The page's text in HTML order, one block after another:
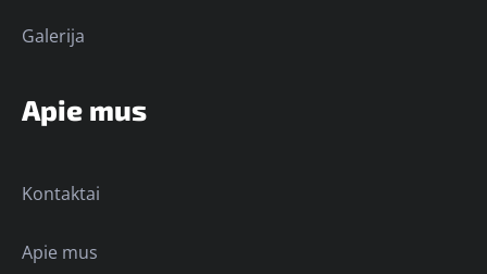
Galerija
Apie mus
Kontaktai
Apie mus